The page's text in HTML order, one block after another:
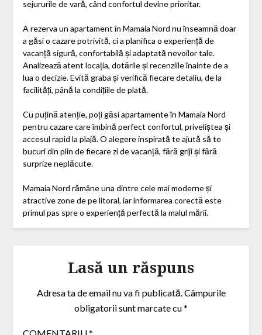
sejururile de vară, când confortul devine prioritar.
A rezerva un apartament în Mamaia Nord nu înseamnă doar
a găsi o cazare potrivită, ci a planifica o experiență de
vacanță sigură, confortabilă și adaptată nevoilor tale.
Analizează atent locația, dotările și recenziile înainte de a
lua o decizie. Evită graba și verifică fiecare detaliu, de la
facilități, până la condițiile de plată.
Cu puțină atenție, poți găsi apartamente în Mamaia Nord
pentru cazare care îmbină perfect confortul, priveliștea și
accesul rapid la plajă. O alegere inspirată te ajută să te
bucuri din plin de fiecare zi de vacanță, fără griji și fără
surprize neplăcute.
Mamaia Nord rămâne una dintre cele mai moderne și
atractive zone de pe litoral, iar informarea corectă este
primul pas spre o experiență perfectă la malul mării.
Lasă un răspuns
Adresa ta de email nu va fi publicată.Câmpurile
obligatorii sunt marcate cu*